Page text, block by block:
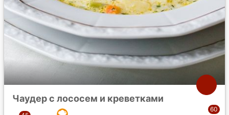
Чаудер с лососем и креветками